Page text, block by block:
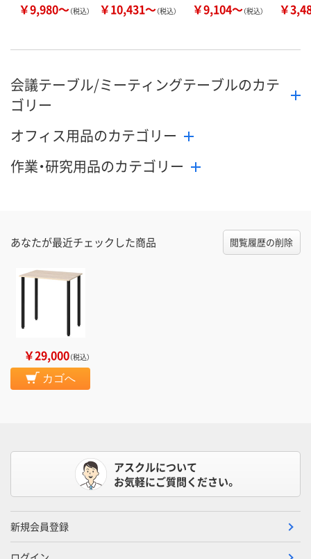
￥9,980～（税込） ￥10,431～（税込） ￥9,104～（税込） ￥
会議テーブル/ミーティングテーブルのカテ
ゴリー
オフィス用品のカテゴリー
作業・研究用品のカテゴリー
あなたが最近チェックした商品 閲覧履歴の削除
￥29,000（税込）
カゴへ
アスクルについて
お気軽にご質問ください。
新規会員登録